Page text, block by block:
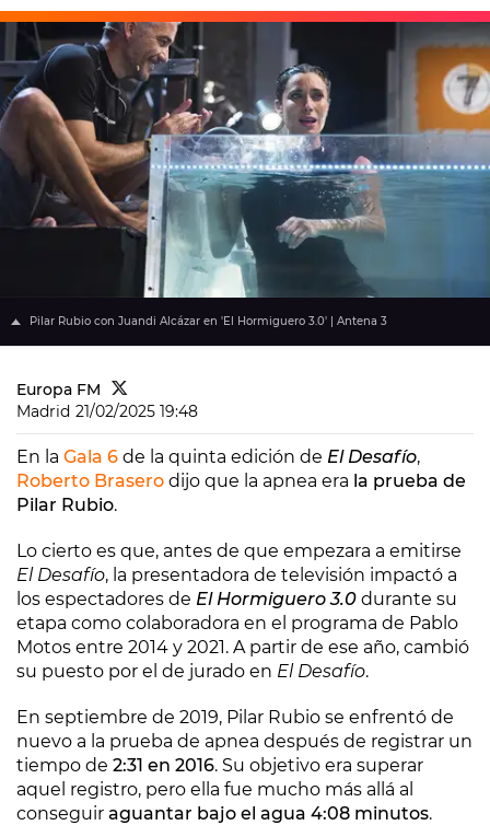
Pilar Rubio con Juandi Alcázar en 'El Hormiguero 3.0' | Antena 3
Europa FM
Madrid 21/02/2025 19:48
En la Gala 6 de la quinta edición de El Desafío,
Roberto Brasero dijo que la apnea era la prueba de
Pilar Rubio.
Lo cierto es que, antes de que empezara a emitirse
El Desafío, la presentadora de televisión impactó a
los espectadores de El Hormiguero 3.0 durante su
etapa como colaboradora en el programa de Pablo
Motos entre 2014 y 2021. A partir de ese año, cambió
su puesto por el de jurado en El Desafío.
En septiembre de 2019, Pilar Rubio se enfrentó de
nuevo a la prueba de apnea después de registrar un
tiempo de 2:31 en 2016. Su objetivo era superar
aquel registro, pero ella fue mucho más allá al
conseguir aguantar bajo el agua 4:08 minutos.